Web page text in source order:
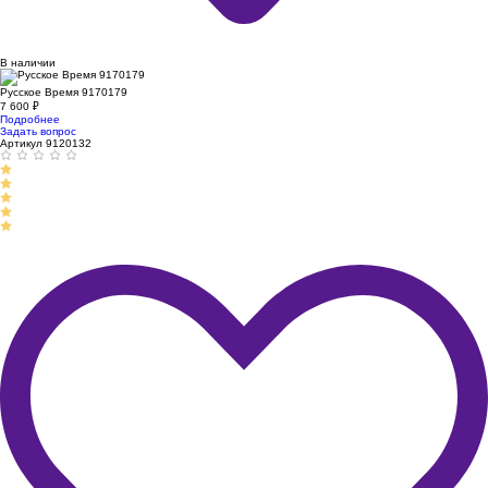
В наличии
Русское Время 9170179
7 600 ₽
Подробнее
Задать вопрос
Артикул 9120132